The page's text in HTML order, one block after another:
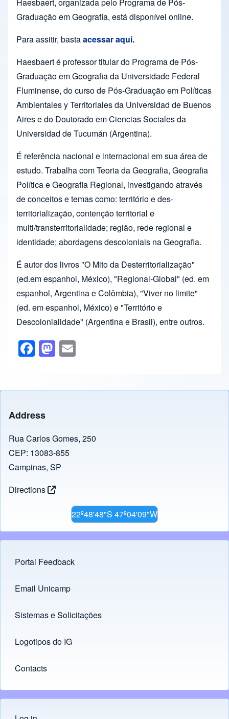
Haesbaert, organizada pelo Programa de Pós-
Graduação em Geografia, está disponível online.
Para assitir, bastaacessar aqui.
Haesbaert é professor titular do Programa de Pós-
Graduação em Geografia da Universidade Federal
Fluminense, do curso de Pós-Graduação em Políticas
Ambientales y Territoriales da Universidad de Buenos
Aires e do Doutorado em Ciencias Sociales da
Universidad de Tucumán (Argentina).
É referência nacional e internacional em sua área de
estudo. Trabalha com Teoria da Geografia, Geografia
Política e Geografia Regional, investigando através
de conceitos e temas como: território e des-
territorialização, contenção territorial e
multi/transterritorialidade; região, rede regional e
identidade; abordagens descoloniais na Geografia.
É autor dos livros "O Mito da Desterritorialização"
(ed.em espanhol, México), "Regional-Global" (ed. em
espanhol, Argentina e Colômbia), "Viver no limite"
(ed. em espanhol, México) e "Território e
Descolonialidade" (Argentina e Brasil), entre outros.
F
a
e
b
o
k
M
a
o
n
Address
Rua Carlos Gomes, 250
CEP: 13083-855
Campinas, SP
Directions
22º48'48"S 47º04'09"W
Footer menu
Portal Feedback
Links
Email Unicamp
(opens in new tab)
Sistemas e Solicitações
(opens in new tab)
Logotipos do IG
(opens in new tab)
Contacts